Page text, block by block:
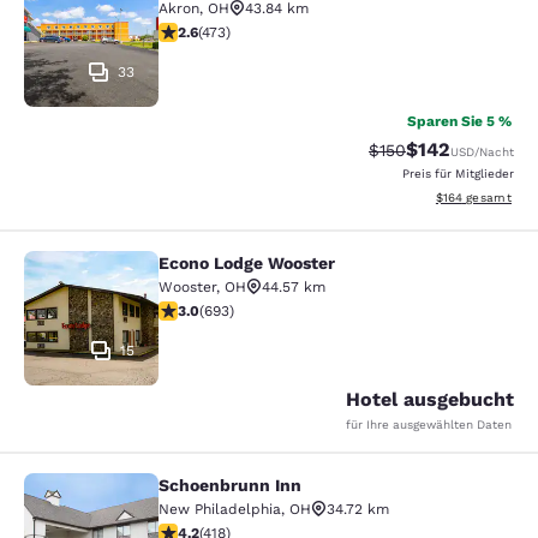
33
Akron, OH
43.84 km
2.61-Sterne-Bewertung. Mittelmäßig. 473 Bewertungen
2.6(473)
Sparen Sie 5 %
Durchgestrichener
$150Vergünstigter
$142USD/Nacht
Preis für Mitglieder
Geschätzte
$164 gesamt
Econo Lodge Wooster
15
Econo Lodge Wooster
Wooster, OH
44.57 km
2.95-Sterne-Bewertung. Mittelmäßig. 693
3.0(693)
Hotel ausgebucht
für Ihre ausgewählten Daten
Schoenbrunn Inn
Schoenbrunn Inn
New Philadelphia, OH
34.72 km
4.21-Sterne-Bewertung. Hervorragend. 418
4.2(418)